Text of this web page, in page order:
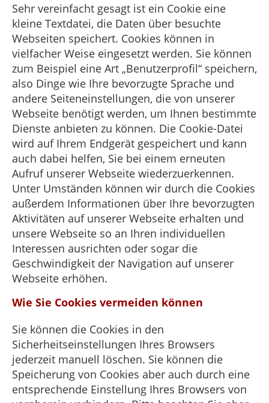
Sehr vereinfacht gesagt ist ein Cookie eine
kleine Textdatei, die Daten über besuchte
Webseiten speichert. Cookies können in
vielfacher Weise eingesetzt werden. Sie können
zum Beispiel eine Art „Benutzerprofil“ speichern,
also Dinge wie Ihre bevorzugte Sprache und
andere Seiteneinstellungen, die von unserer
Webseite benötigt werden, um Ihnen bestimmte
Dienste anbieten zu können. Die Cookie-Datei
wird auf Ihrem Endgerät gespeichert und kann
auch dabei helfen, Sie bei einem erneuten
Aufruf unserer Webseite wiederzuerkennen.
Unter Umständen können wir durch die Cookies
außerdem Informationen über Ihre bevorzugten
Aktivitäten auf unserer Webseite erhalten und
unsere Webseite so an Ihren individuellen
Interessen ausrichten oder sogar die
Geschwindigkeit der Navigation auf unserer
Webseite erhöhen.
Wie Sie Cookies vermeiden können
Sie können die Cookies in den
Sicherheitseinstellungen Ihres Browsers
jederzeit manuell löschen. Sie können die
Speicherung von Cookies aber auch durch eine
entsprechende Einstellung Ihres Browsers von